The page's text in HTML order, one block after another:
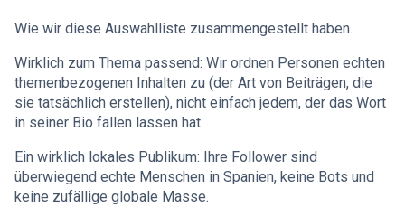
Wie wir diese Auswahlliste zusammengestellt haben.
Wirklich zum Thema passend: Wir ordnen Personen echten
themenbezogenen Inhalten zu (der Art von Beiträgen, die
sie tatsächlich erstellen), nicht einfach jedem, der das Wort
in seiner Bio fallen lassen hat.
Ein wirklich lokales Publikum: Ihre Follower sind
überwiegend echte Menschen in Spanien, keine Bots und
keine zufällige globale Masse.